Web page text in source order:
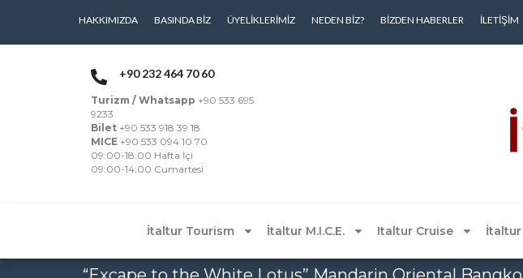
HAKKIMIZDA BASINDA BIZ ÜYELIKLERIMIZ NEDEN BIZ? BIZDEN HABERLER İLETIŞIM
+90 232 464 70 60
Turizm / Whatsapp +90 533 695
9233
Bilet +90 533 918 39 18
MICE +90 533 094 10 70
09:00-18:00 Hafta İçi
09:00-14:00 Cumartesi
İtaltur Tourism İtaltur M.I.C.E. Italtur Cruise İtaltur